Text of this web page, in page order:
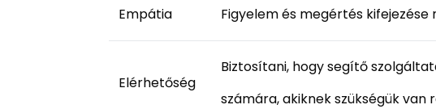
Empátia Figyelem és megértés
Elérhetőség
Biztosítani, hogy segítő
számára, akiknek szükségük van